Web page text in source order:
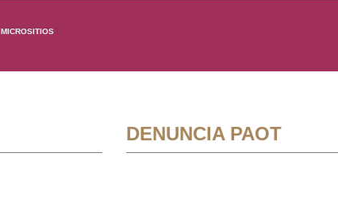
MICROSITIOS
DENUNCIA PAOT